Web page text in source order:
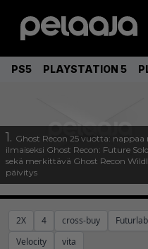
PS5 PLAYSTATION 5
1. Ghost Recon 25 vuotta: nappaa
ilmaiseksi Ghost Recon: Future
sekä merkittävä Ghost Recon
päivitys
2X 4 cross-buy Futurlab
Velocity
vita